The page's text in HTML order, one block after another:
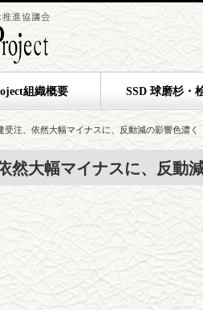
組織概要 SSD 球磨杉・
受注、依然大幅マイナスに、反動減の影響色濃く
然大幅マイナスに、反動